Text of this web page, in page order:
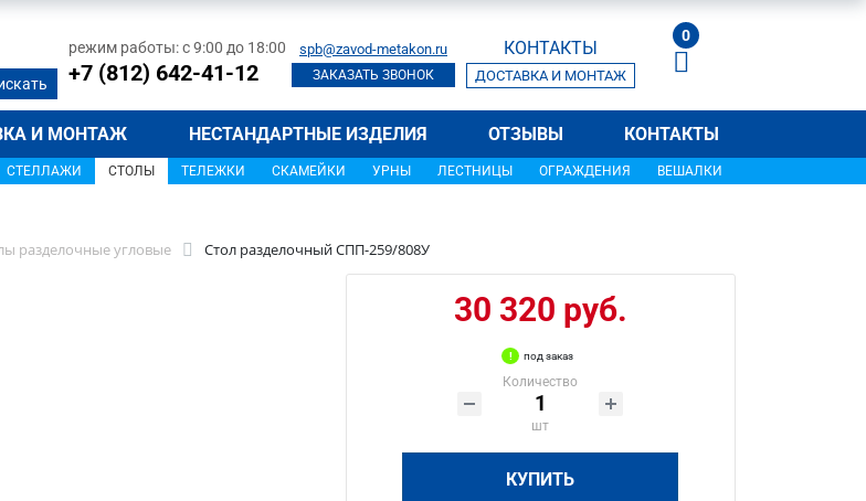
режим работы: с 9:00 до 18:00
+7 (812) 642-41-12
spb@zavod-metakon.ru
ЗАКАЗАТЬ ЗВОНОК
КОНТАКТЫ
ДОСТАВКА И МОНТАЖ
0
И МОНТАЖ НЕСТАНДАРТНЫЕ ИЗДЕЛИЯ ОТЗЫВЫ КОНТАКТЫ
СТЕЛЛАЖИ СТОЛЫ ТЕЛЕЖКИ СКАМЕЙКИ УРНЫ ЛЕСТНИЦЫ ОГРАЖДЕНИЯ ВЕШАЛКИ
разделочные угловые Стол разделочный СПП-259/808У
30 320 руб.
под заказ
Количество
шт
КУПИТЬ